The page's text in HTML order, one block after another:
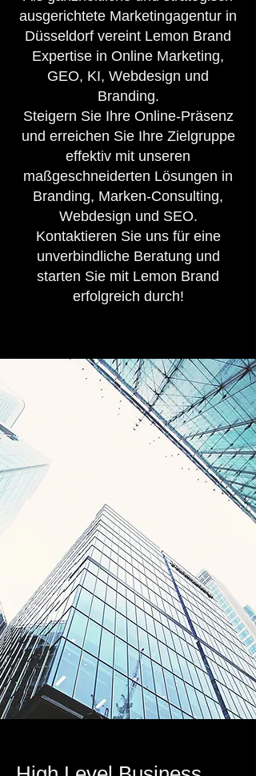
ausgerichtete Marketingagentur in
Düsseldorf vereint Lemon Brand
Expertise in Online Marketing,
GEO, KI, Webdesign und
Branding.
Steigern Sie Ihre Online-Präsenz
und erreichen Sie Ihre Zielgruppe
effektiv mit unseren
maßgeschneiderten Lösungen in
Branding, Marken-Consulting,
Webdesign und SEO.
Kontaktieren Sie uns für eine
unverbindliche Beratung und
starten Sie mit Lemon Brand
erfolgreich durch!